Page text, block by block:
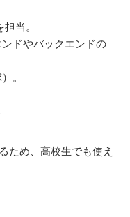
当。
ドやバックエンドの
。
ため、高校生でも使え